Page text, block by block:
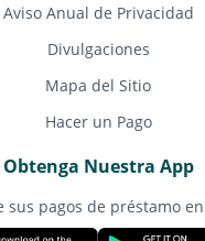
Aviso Anual de Privacidad
Divulgaciones
Mapa del Sitio
Hacer un Pago
Obtenga Nuestra App
sus pagos de préstamo